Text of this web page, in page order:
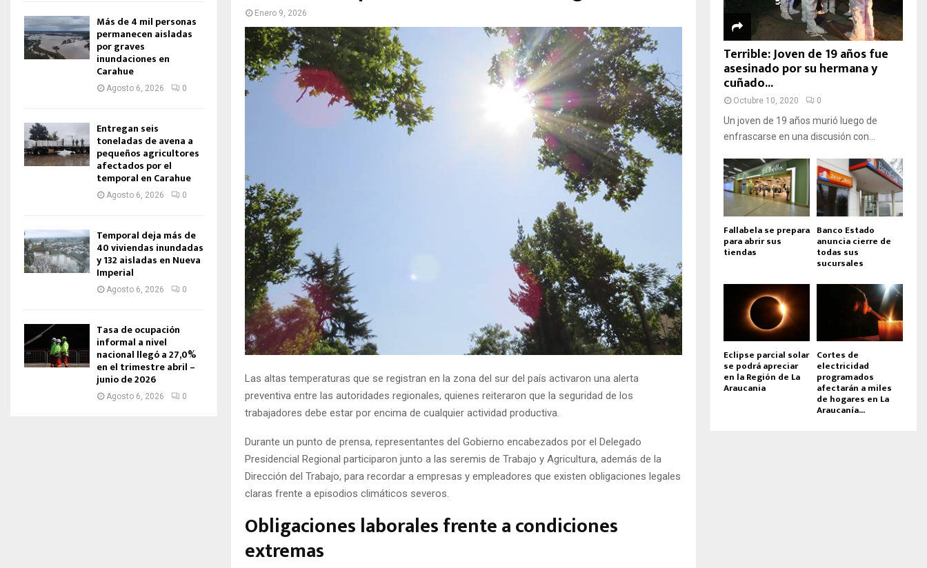
Enero 9, 2026
Las altas temperaturas que se registran en la zona del sur del país activaron una alerta
preventiva entre las autoridades regionales, quienes reiteraron que la seguridad de los
trabajadores debe estar por encima de cualquier actividad productiva.
Durante un punto de prensa, representantes del Gobierno encabezados por el Delegado
Presidencial Regional participaron junto a las seremis de Trabajo y Agricultura, además de la
Dirección del Trabajo, para recordar a empresas y empleadores que existen obligaciones legales
claras frente a episodios climáticos severos.
Obligaciones laborales frente a condiciones
extremas
Más de 4 mil personas
permanecen aisladas
por graves
inundaciones en
Carahue
Agosto 6, 2026 0
Entregan seis
toneladas de avena a
pequeños agricultores
afectados por el
temporal en Carahue
Agosto 6, 2026 0
Temporal deja más de
40 viviendas inundadas
y 132 aisladas en Nueva
Imperial
Agosto 6, 2026 0
Tasa de ocupación
informal a nivel
nacional llegó a 27,0%
en el trimestre abril –
junio de 2026
Agosto 6, 2026 0
Terrible: Joven de 19 años fue
asesinado por su hermana y
cuñado...
Octubre 10, 2020 0
Un joven de 19 años murió luego de
enfrascarse en una discusión con...
Fallabela se prepara
para abrir sus
tiendas
Banco Estado
anuncia cierre de
todas sus
sucursales
Eclipse parcial solar
se podrá apreciar
en la Región de La
Araucania
Cortes de
electricidad
programados
afectarán a miles
de hogares en La
Araucanía...